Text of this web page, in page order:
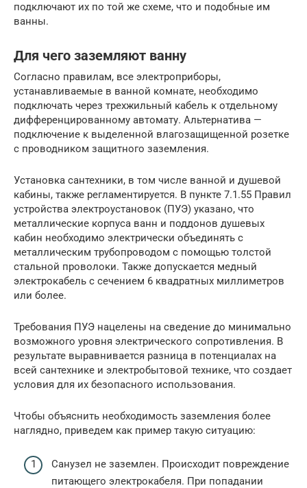
подключают их по той же схеме, что и подобные им
ванны.
Для чего заземляют ванну
Согласно правилам, все электроприборы,
устанавливаемые в ванной комнате, необходимо
подключать через трехжильный кабель к отдельному
дифференцированному автомату. Альтернатива —
подключение к выделенной влагозащищенной розетке
с проводником защитного заземления.
Установка сантехники, в том числе ванной и душевой
кабины, также регламентируется. В пункте 7.1.55 Правил
устройства электроустановок (ПУЭ) указано, что
металлические корпуса ванн и поддонов душевых
кабин необходимо электрически объединять с
металлическим трубопроводом с помощью толстой
стальной проволоки. Также допускается медный
электрокабель с сечением 6 квадратных миллиметров
или более.
Требования ПУЭ нацелены на сведение до минимально
возможного уровня электрического сопротивления. В
результате выравнивается разница в потенциалах на
всей сантехнике и электробытовой технике, что создает
условия для их безопасного использования.
Чтобы объяснить необходимость заземления более
наглядно, приведем как пример такую ситуацию:
Санузел не заземлен. Происходит повреждение
питающего электрокабеля. При попадании